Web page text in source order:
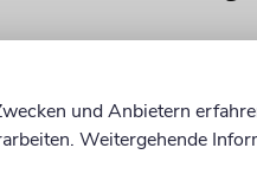
beendet wird und es
gibt. Dazu
den Kollegen in
und Anbietern
Weitergehende